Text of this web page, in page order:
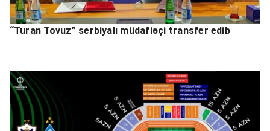
“Turan Tovuz” serbiyalı müdafiəçi transfer edib